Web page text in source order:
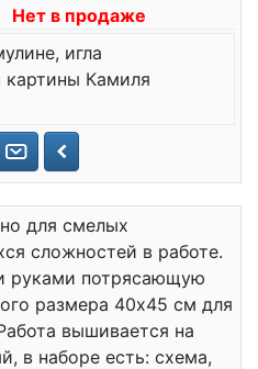
Нет в продаже
игла
Камиля
для смелых
сложностей в работе.
руками потрясающую
размера 40x45 см для
вышивается на
в наборе есть: схема,